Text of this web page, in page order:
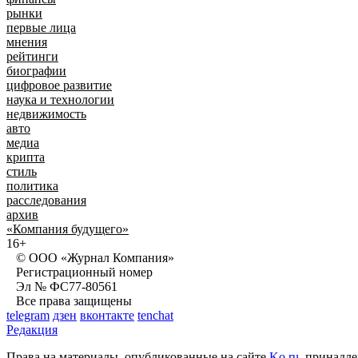
рынки
первые лица
мнения
рейтинги
биографии
цифровое развитие
наука и технологии
недвижимость
авто
медиа
крипта
стиль
политика
расследования
архив
«Компания будущего»
16+
© ООО «Журнал Компания»
Регистрационный номер
Эл № ФС77-80561
Все права защищены
telegram дзен вконтакте tenchat
Редакция